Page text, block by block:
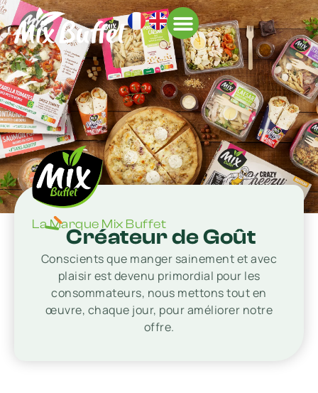
La Marque Mix Buffet
Créateur de Goût
Conscients que manger sainement et avec
plaisir est devenu primordial pour les
consommateurs, nous mettons tout en
œuvre, chaque jour, pour améliorer notre
offre.